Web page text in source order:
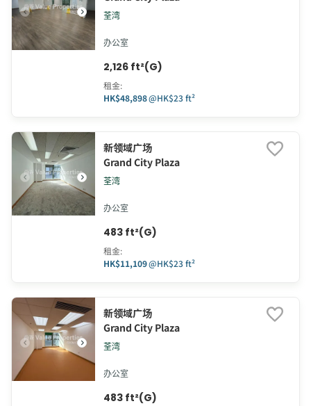
荃湾
办公室
2,126 ft²(G)
租金:
HK$48,898@HK$23 ft²
新领域广场
Grand City Plaza
荃湾
办公室
483 ft²(G)
租金:
HK$11,109@HK$23 ft²
新领域广场
Grand City Plaza
荃湾
办公室
483 ft²(G)